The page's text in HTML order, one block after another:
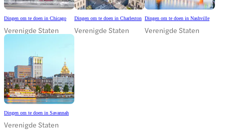
Dingen om te doen in Chicago
Verenigde Staten
Dingen om te doen in Charleston
Verenigde Staten
Dingen om te doen in Nashville
Verenigde Staten
Dingen om te doen in Savannah
Verenigde Staten